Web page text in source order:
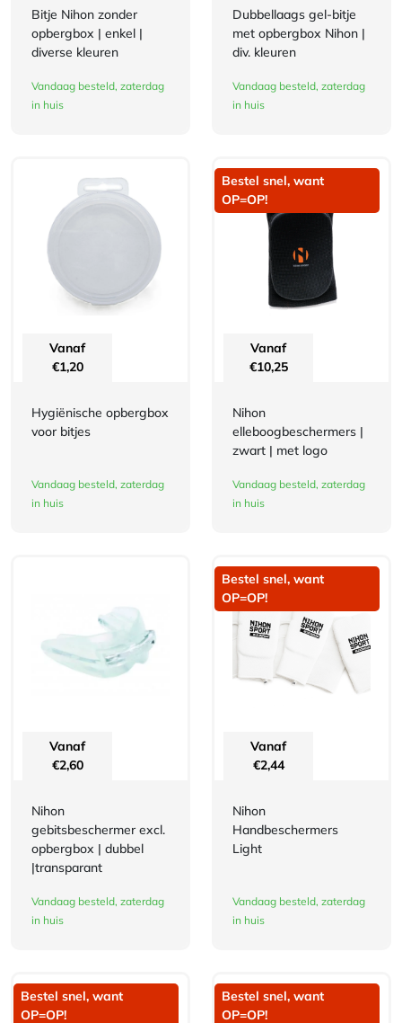
Bitje Nihon zonder
opbergbox | enkel |
diverse kleuren
Vandaag besteld, zaterdag
in huis
Dubbellaags gel-bitje
met opbergbox Nihon |
div. kleuren
Vandaag besteld, zaterdag
in huis
Vanaf
€1,20
Hygiënische opbergbox
voor bitjes
Vandaag besteld, zaterdag
in huis
Bestel snel, want
OP=OP!
Vanaf
€10,25
Nihon
elleboogbeschermers |
zwart | met logo
Vandaag besteld, zaterdag
in huis
Vanaf
€2,60
Nihon
gebitsbeschermer excl.
opbergbox | dubbel
|transparant
Vandaag besteld, zaterdag
in huis
Bestel snel, want
OP=OP!
Vanaf
€2,44
Nihon
Handbeschermers
Light
Vandaag besteld, zaterdag
in huis
Bestel snel, want
OP=OP!
Bestel snel, want
OP=OP!